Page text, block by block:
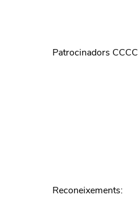
Patrocinadors CCCC
Reconeixements: